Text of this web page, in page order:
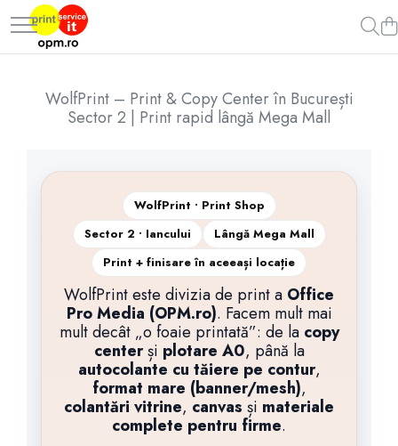
Toate Produsele
Printare Foto & Digital
Print digital A4/A3 color & alb-
Cărți de Vizită & Identitate Vizuală
Cărți de vizită simple și premium
Flyere, Pliante & Broșuri
Flyere, pliante & broșuri
Bannere, rollup-uri & Signalistică
Rollup-uri și Popup-uri
Tablouri Canvas & Produse Personalizate
Tablouri pe canvas & postere
Textile Personalizate
Tricouri, hanorace & șepci
WolfPrint – Print & Copy Center în București
Sector 2 | Print rapid lângă Mega Mall
WolfPrint • Print Shop
Sector 2 • Iancului
Lângă Mega Mall
Print + finisare în aceeași locație
WolfPrint este divizia de print a Office
Pro Media (OPM.ro). Facem mult mai
mult decât „o foaie printată”: de la copy
centerși plotare A0, până la
autocolante cu tăiere pe contur,
format mare (banner/mesh),
colantări vitrine, canvas și materiale
complete pentru firme.